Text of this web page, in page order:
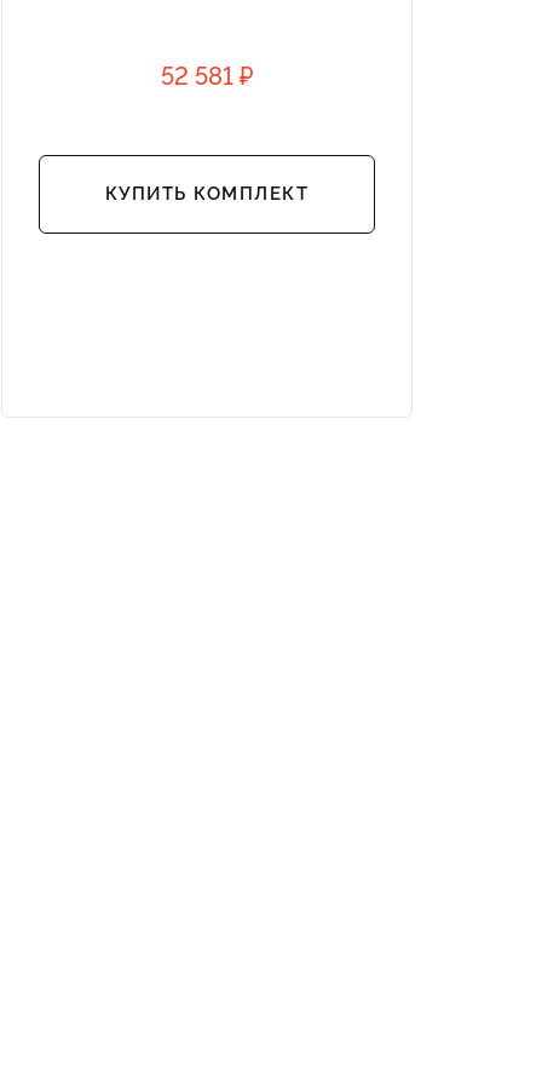
52 581 ₽
КУПИТЬ КОМПЛЕКТ